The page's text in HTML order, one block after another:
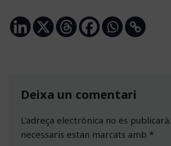
Deixa un comentari
L'adreça electrònica no es publicarà.
necessaris estan marcats amb *